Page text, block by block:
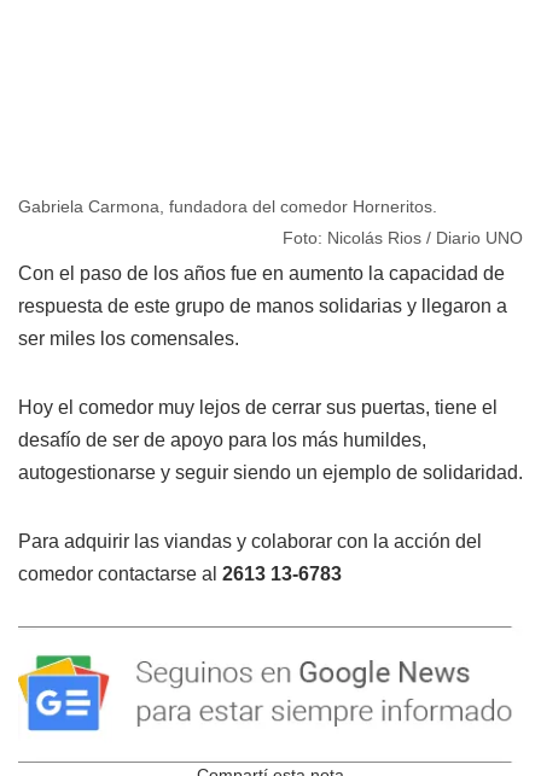
Gabriela Carmona, fundadora del comedor Horneritos.
Foto: Nicolás Rios / Diario UNO
Con el paso de los años fue en aumento la capacidad de
respuesta de este grupo de manos solidarias y llegaron a
ser miles los comensales.
Hoy el comedor muy lejos de cerrar sus puertas, tiene el
desafío de ser de apoyo para los más humildes,
autogestionarse y seguir siendo un ejemplo de solidaridad.
Para adquirir las viandas y colaborar con la acción del
comedor contactarse al 2613 13-6783